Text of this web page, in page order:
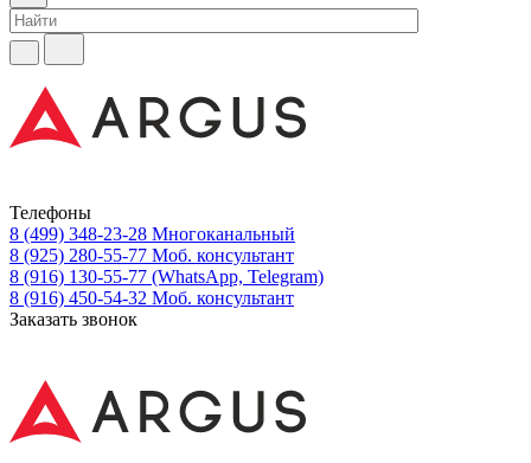
Телефоны
8 (499) 348-23-28 Многоканальный
8 (925) 280-55-77 Моб. консультант
8 (916) 130-55-77 (WhatsApp, Telegram)
8 (916) 450-54-32 Моб. консультант
Заказать звонок